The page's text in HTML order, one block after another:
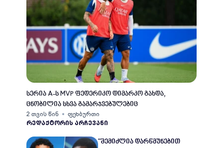
სერია A-ს MVP ფედერიკო დიმარკო გახდა,
ცნობილია სხვა გამარჯვებულებიც
2 თვის წინ ფეხბურთი
ᲠᲔᲓᲐᲥᲢᲝᲠᲘᲡ ᲐᲠᲩᲔᲕᲐᲜᲘ
"შემიძლია დარწმუნებით